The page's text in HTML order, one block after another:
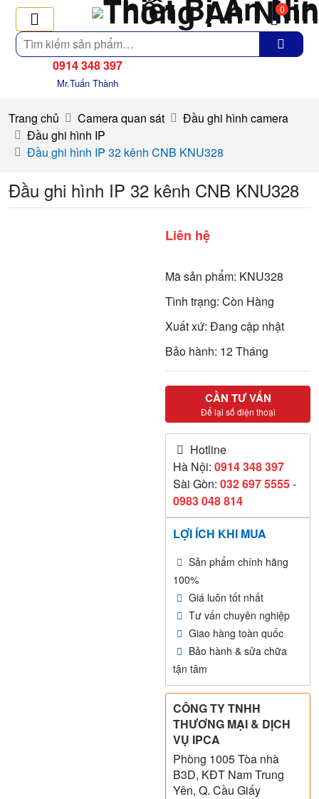
Tìm
kiếm
0
0914 348 397
Mr.Tuấn Thành
Trang chủ Camera quan sát
Đầu ghi hình camera
Đầu ghi hình IP
Đầu ghi hình IP 32 kênh CNB KNU328
Đầu ghi hình IP 32 kênh CNB KNU328
Liên hệ
Mã sản phẩm: KNU328
Tình trạng: Còn Hàng
Xuất xứ: Đang cập nhật
Bảo hành: 12 Tháng
CẦN TƯ VẤN
Để lại số điện thoại
Hotline
Hà Nội:0914 348 397
Sài Gòn:032 697 5555-
0983 048 814
LỢI ÍCH KHI MUA
Sản phẩm chính hãng
100%
Giá luôn tốt nhất
Tư vấn chuyên nghiệp
Giao hàng toàn quốc
Bảo hành & sửa chữa
tận tâm
CÔNG TY TNHH
THƯƠNG MẠI & DỊCH
VỤ IPCA
Phòng 1005 Tòa nhà
B3D, KĐT Nam Trung
Yên, Q. Cầu Giấy